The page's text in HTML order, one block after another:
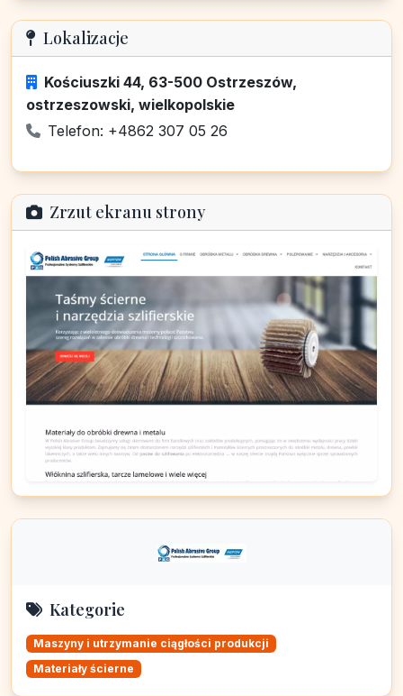
Lokalizacje
Kościuszki 44, 63-500 Ostrzeszów,
ostrzeszowski, wielkopolskie
Telefon: +4862 307 05 26
Zrzut ekranu strony
Kategorie
Maszyny i utrzymanie ciągłości produkcji
Materiały ścierne